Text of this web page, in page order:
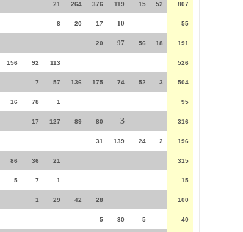
21 264 376 119 15 52 807
8 20 17 10 55
20 97 56 18 191
156 92 113 526
7 57 136 175 74 52 3 504
16 78 1 95
17 127 89 80 3 316
31 139 24 2 196
86 36 21 315
5 7 1 15
1 29 42 28 100
5 30 5 40